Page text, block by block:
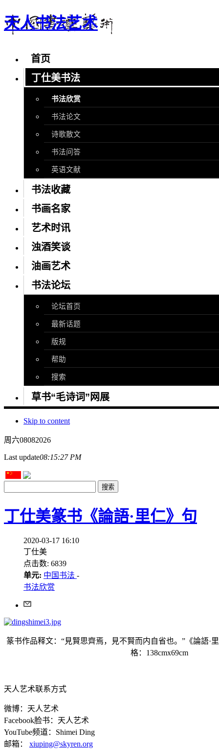
天人书法艺术
首页
丁仕美书法
书法欣赏
书法论文
诗歌散文
书法问答
英语文献
书法收藏
书画名家
艺术时讯
浊酒笑谈
油画艺术
书法论坛
论坛首页
最新话题
版规
帮助
搜索
草书“毛诗词”网展
Skip to content
周六08082026
Last update08:15:27 PM
丁仕美篆书《論語·里仁》句
2020-03-17 16:10
丁仕美
点击数: 6839
单元: 中国书法 -
书法欣赏
篆书作品释文：“見賢思齊焉，見不賢而内自省也。”《論語·
格：138cmx69cm
天人艺术联系方式
微博：天人艺术
Facebook脸书：天人艺术
YouTube频道：Shimei Ding
邮箱： xiuping@skyren.org